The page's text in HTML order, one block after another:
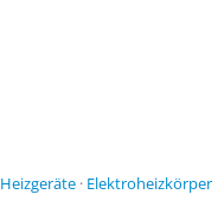
Tagen warm zu halten.
Heizgeräte · Elektroheizkörper